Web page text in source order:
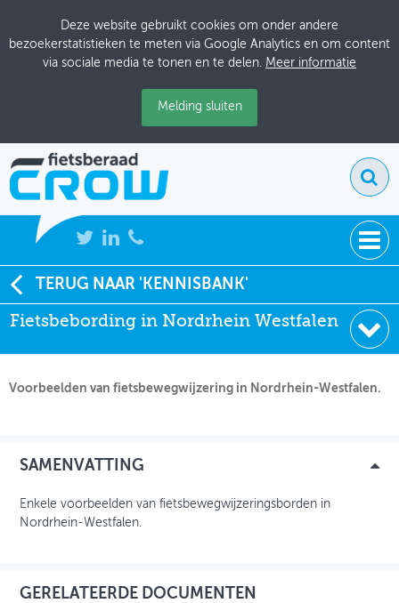
Deze website gebruikt cookies om onder andere
bezoekerstatistieken te meten via Google Analytics en om content
via sociale media te tonen en te delen. Meer informatie
Melding sluiten
NIEUWS
BIJEENKOMSTEN
KENNISBANK
ADRESSENBOEK
THEMASITES
MIJN PROFIEL
TERUG NAAR 'KENNISBANK'
Fietsbebording in Nordrhein Westfalen
Soort:
Brochures & Flyers
Uitgever:
Ministerium NRW
Voorbeelden van fietsbewegwijzering in Nordrhein-Westfalen.
SAMENVATTING
Enkele voorbeelden van fietsbewegwijzeringsborden in
Nordrhein-Westfalen.
GERELATEERDE DOCUMENTEN